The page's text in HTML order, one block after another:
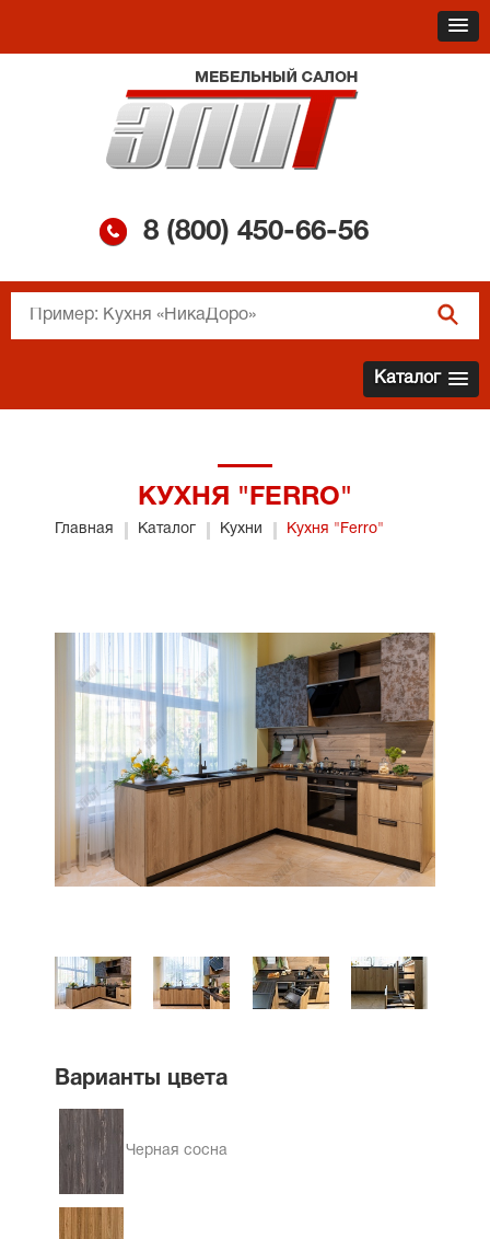
8 (800) 450-66-56
Каталог
КУХНЯ "FERRO"
Главная Каталог Кухни Кухня "Ferro"
Варианты цвета
Черная сосна